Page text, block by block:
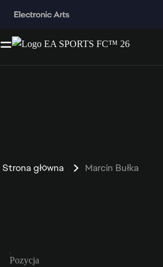
Strona główna Marcin Bułka
Pozycja